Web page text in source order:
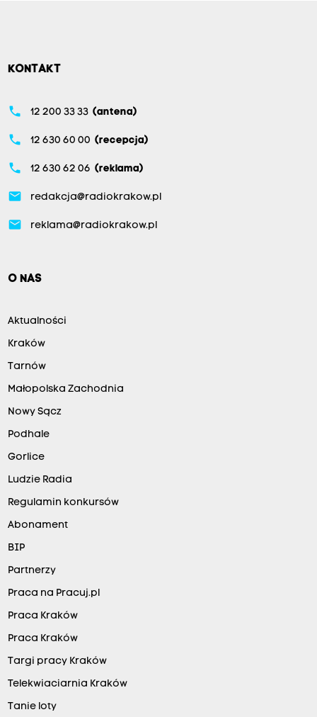
KONTAKT
phone 12 200 33 33 (antena)
phone 12 630 60 00 (recepcja)
phone 12 630 62 06 (reklama)
email redakcja@radiokrakow.pl
email reklama@radiokrakow.pl
O NAS
Aktualności
Kraków
Tarnów
Małopolska Zachodnia
Nowy Sącz
Podhale
Gorlice
Ludzie Radia
Regulamin konkursów
Abonament
BIP
Partnerzy
Praca na Pracuj.pl
Praca Kraków
Praca Kraków
Targi pracy Kraków
Telekwiaciarnia Kraków
Tanie loty